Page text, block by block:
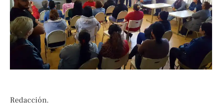
Redacción.